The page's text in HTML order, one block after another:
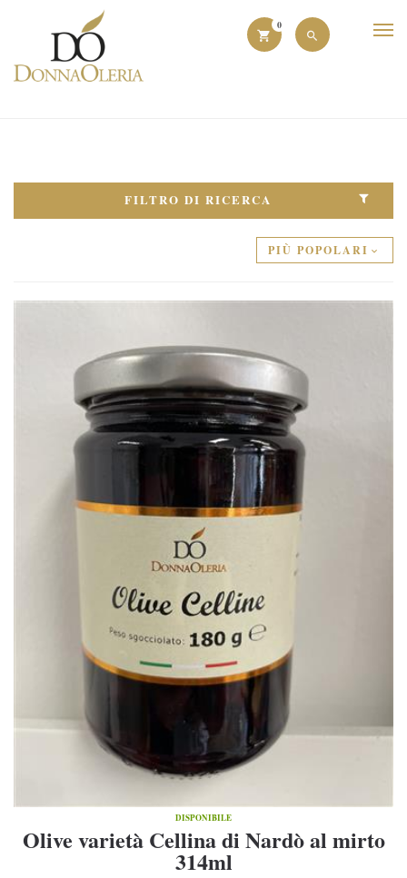
0
FILTRO DI RICERCA
PIÙ POPOLARI
DISPONIBILE
Olive varietà Cellina di Nardò al mirto
314ml